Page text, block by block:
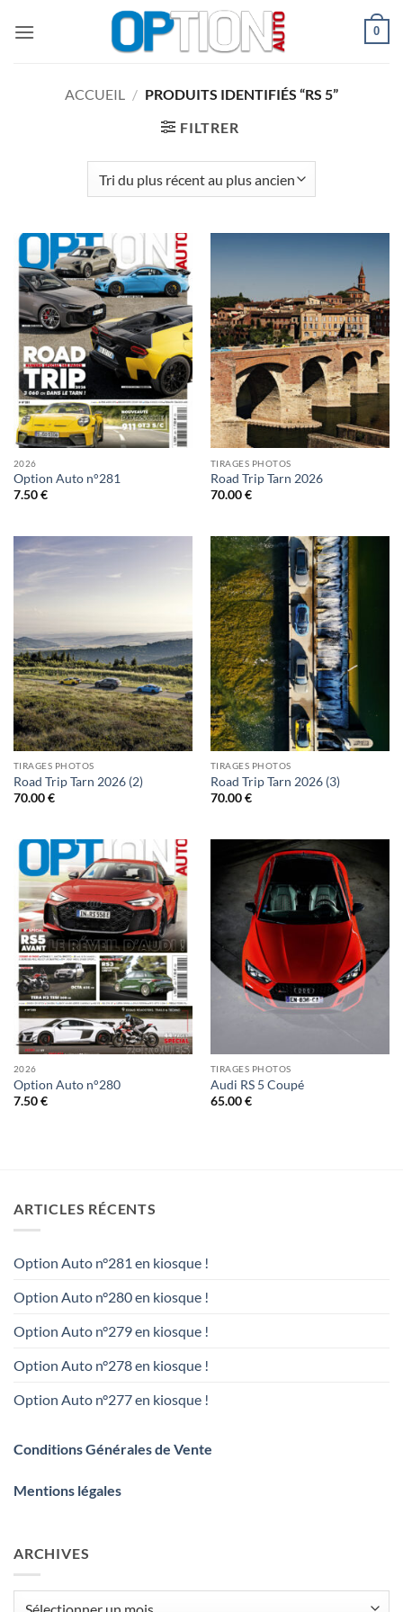
0
ACCUEIL / PRODUITS IDENTIFIÉS “RS 5”
FILTRER
2026
Option Auto n°281
7.50€
TIRAGES PHOTOS
Road Trip Tarn 2026
70.00€
TIRAGES PHOTOS
Road Trip Tarn 2026 (2)
70.00€
TIRAGES PHOTOS
Road Trip Tarn 2026 (3)
70.00€
2026
Option Auto n°280
7.50€
TIRAGES PHOTOS
Audi RS 5 Coupé
65.00€
ARTICLES RÉCENTS
Option Auto n°281 en kiosque !
Option Auto n°280 en kiosque !
Option Auto n°279 en kiosque !
Option Auto n°278 en kiosque !
Option Auto n°277 en kiosque !
Conditions Générales de Vente
Mentions légales
ARCHIVES